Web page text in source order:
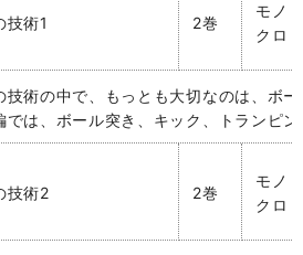
技術1 2巻
モノ
クロ
技術の中で、もっとも大切なのは、ボ
では、ボール突き、キック、トランピ
技術2 2巻
モノ
クロ